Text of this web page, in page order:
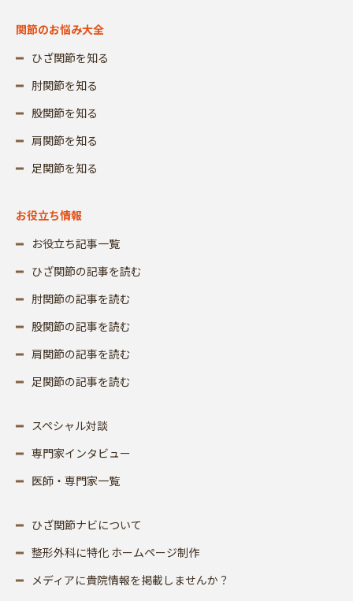
関節のお悩み大全
ひざ関節を知る
肘関節を知る
股関節を知る
肩関節を知る
足関節を知る
お役立ち情報
お役立ち記事一覧
ひざ関節の記事を読む
肘関節の記事を読む
股関節の記事を読む
肩関節の記事を読む
足関節の記事を読む
スペシャル対談
専門家インタビュー
医師・専門家一覧
ひざ関節ナビについて
整形外科に特化 ホームページ制作
メディアに貴院情報を掲載しませんか？